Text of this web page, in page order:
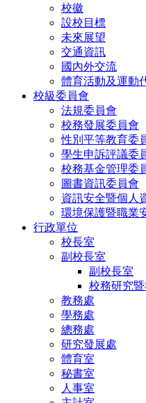
校徽
設校目標
未來展望
交通資訊
國內外交流
體育活動及運動
校級委員會
法規委員會
校務發展委員會
性別平等教育委
學生申訴評議委
校務基金管理委
圖書資訊委員會
資訊安全暨個人
環境保護暨職業
行政單位
校長室
副校長室
副校長室
校務研究
教務處
學務處
總務處
研究發展處
體育室
秘書室
人事室